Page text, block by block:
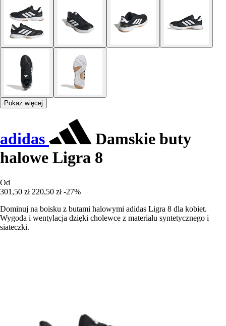
Pokaż więcej
adidas
Damskie buty
halowe Ligra 8
Od
301,50 zł 220,50 zł -27%
Dominuj na boisku z butami halowymi adidas Ligra 8 dla kobiet.
Wygoda i wentylacja dzięki cholewce z materiału syntetycznego i
siateczki.